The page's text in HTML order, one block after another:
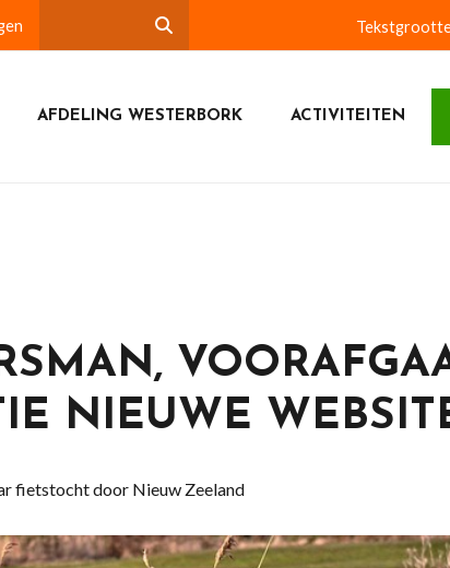
AFDELING WESTERBORK ACTIVITEITEN
NIEUWE
fietstocht door Nieuw Zeeland